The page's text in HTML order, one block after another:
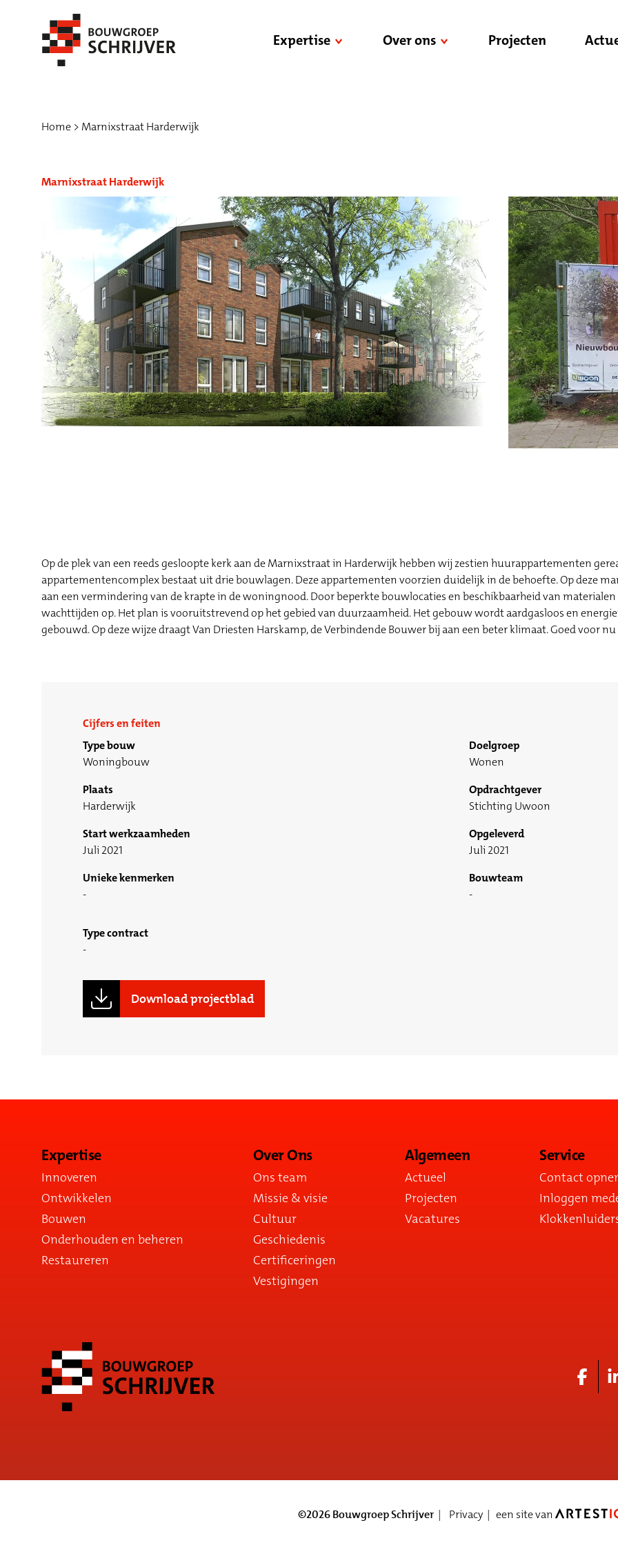
Expertise Over ons Projecten
Home Marnixstraat Harderwijk
Marnixstraat Harderwijk
Op de plek van een reeds gesloopte kerk aan de Marnixstraat in Harderwijk hebben wij zestien huurappartementen
appartementencomplex bestaat uit drie bouwlagen. Deze appartementen voorzien duidelijk in de behoefte. Op deze
aan een vermindering van de krapte in de woningnood. Door beperkte bouwlocaties en beschikbaarheid van
wachttijden op. Het plan is vooruitstrevend op het gebied van duurzaamheid. Het gebouw wordt aardgasloos en
gebouwd. Op deze wijze draagt Van Driesten Harskamp, de Verbindende Bouwer bij aan een beter klimaat. Goed voor
Cijfers en feiten
Type bouw
Woningbouw
Doelgroep
Wonen
Plaats
Harderwijk
Opdrachtgever
Stichting Uwoon
Start werkzaamheden
Juli 2021
Opgeleverd
Juli 2021
Unieke kenmerken
Bouwteam
Type contract
Download projectblad
Expertise
Innoveren
Ontwikkelen
Bouwen
Onderhouden en beheren
Restaureren
Over Ons
Ons team
Missie & visie
Cultuur
Geschiedenis
Certificeringen
Vestigingen
Algemeen
Actueel
Projecten
Vacatures
Service
Contact
Inloggen
©2026 Bouwgroep Schrijver Privacy een site van